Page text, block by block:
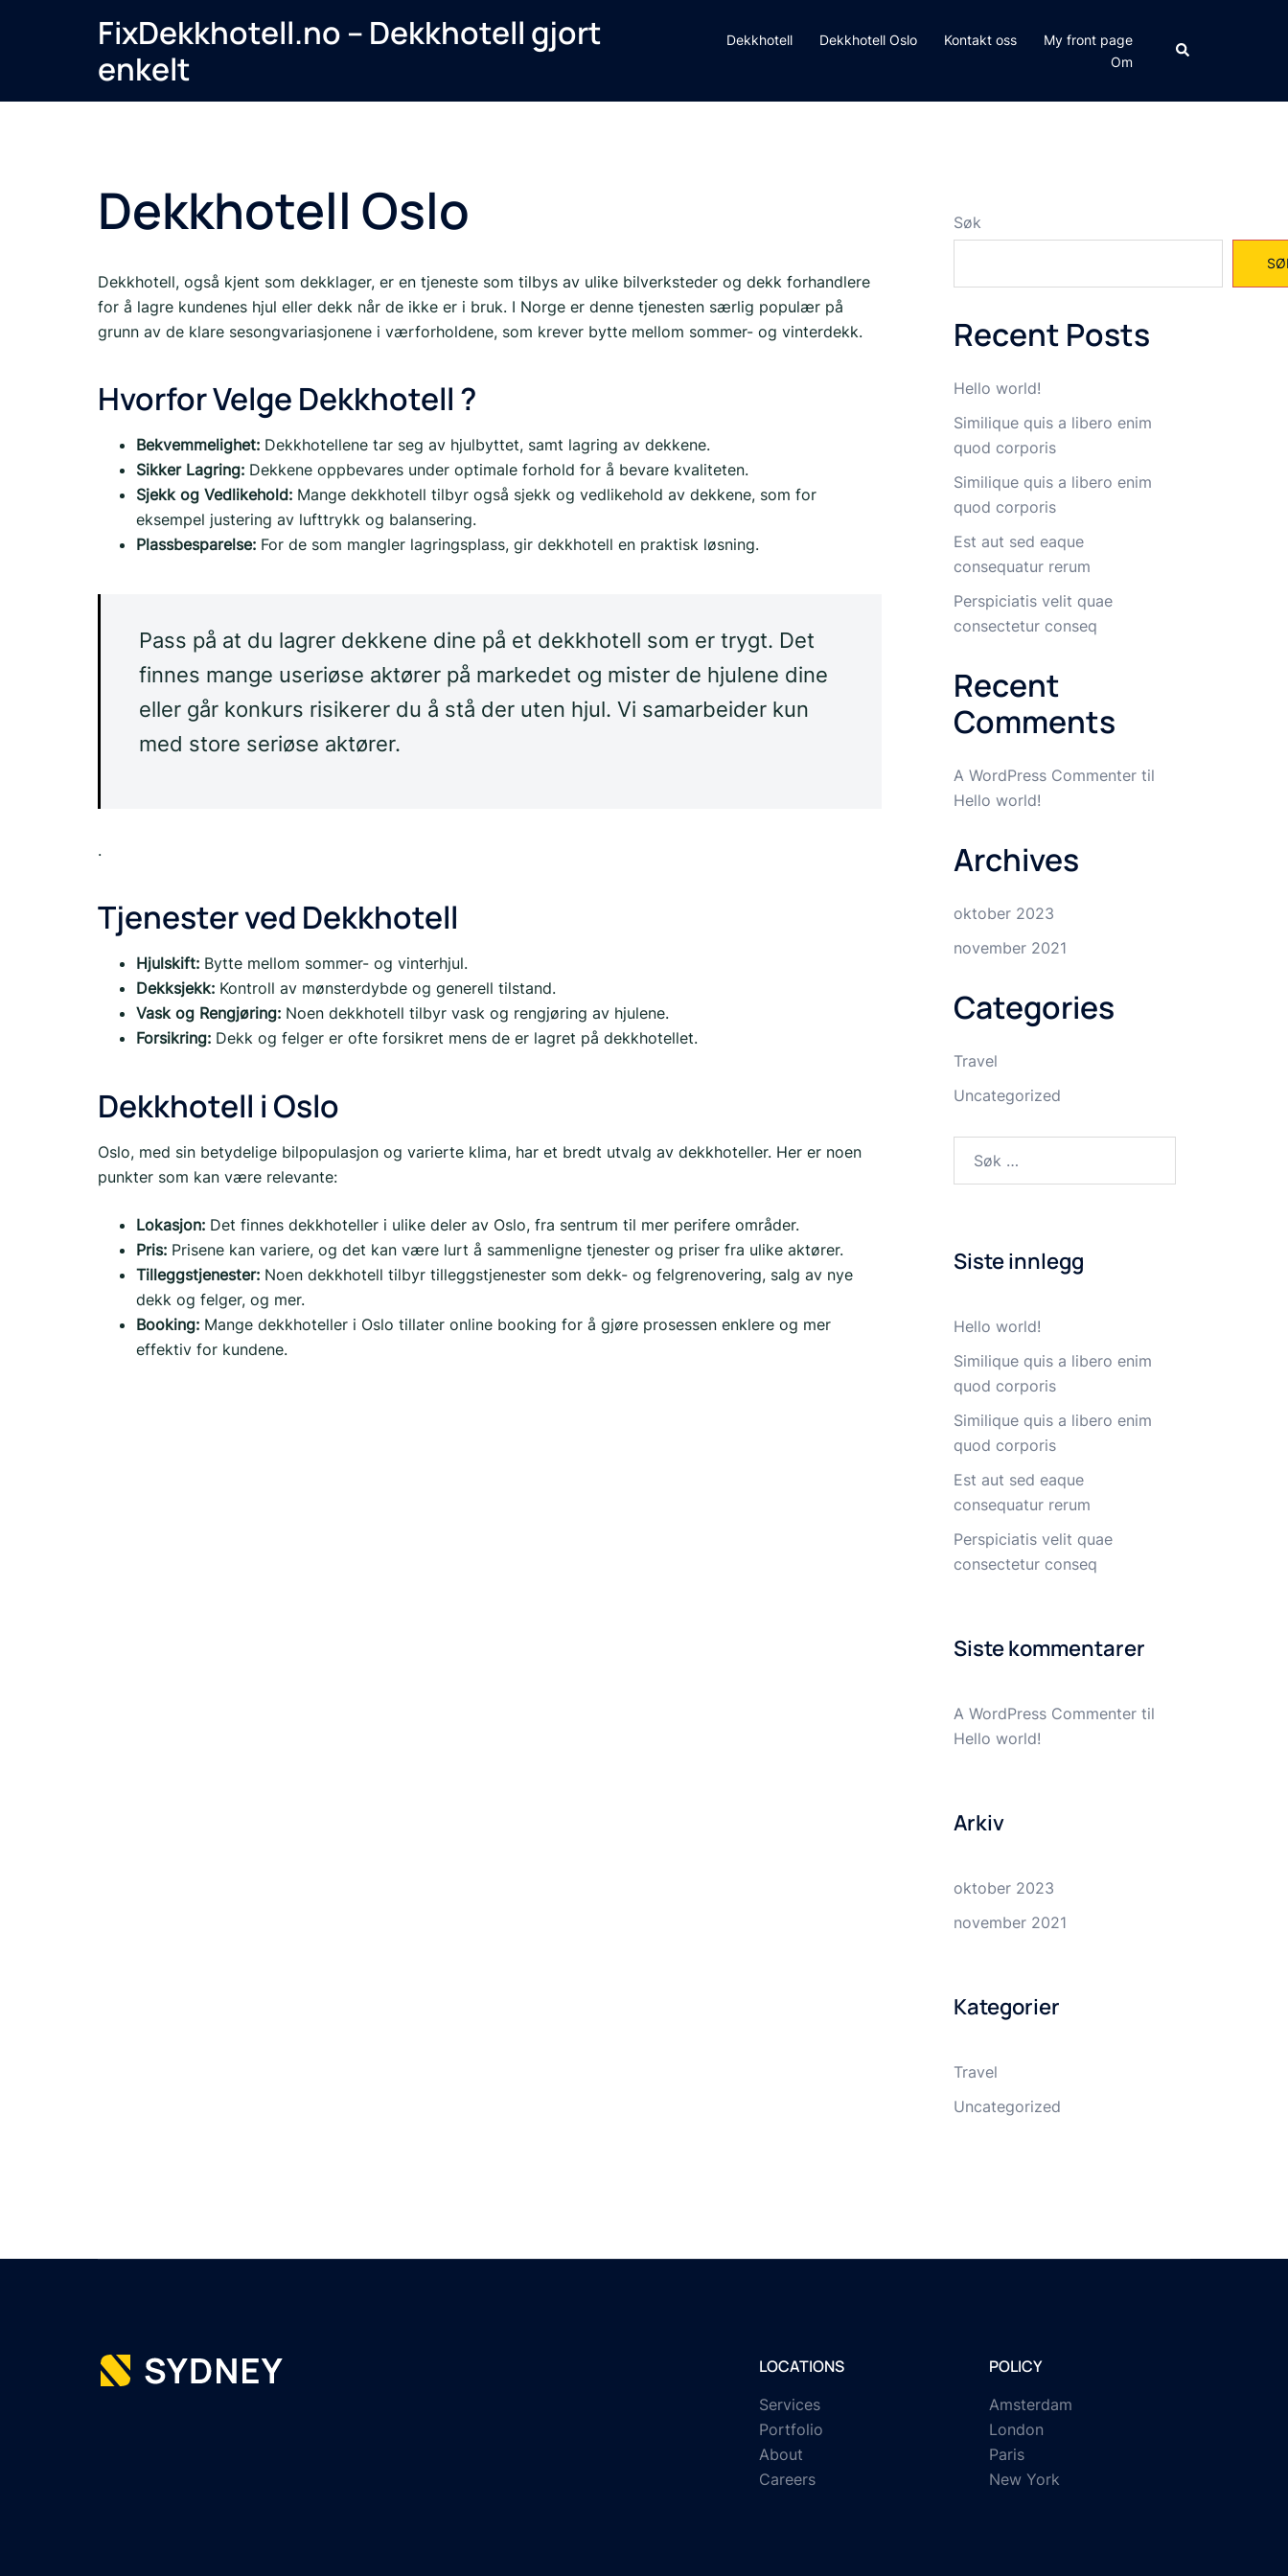
FixDekkhotell.no – Dekkhotell gjort
enkelt
Dekkhotell Dekkhotell Oslo Kontakt oss
My front page
Om
Search
Dekkhotell Oslo
Dekkhotell, også kjent som dekklager, er en tjeneste som tilbys av ulike bilverksteder og dekk forhandlere
for å lagre kundenes hjul eller dekk når de ikke er i bruk. I Norge er denne tjenesten særlig populær på
grunn av de klare sesongvariasjonene i værforholdene, som krever bytte mellom sommer- og vinterdekk.
Hvorfor Velge Dekkhotell ?
Bekvemmelighet: Dekkhotellene tar seg av hjulbyttet, samt lagring av dekkene.
Sikker Lagring: Dekkene oppbevares under optimale forhold for å bevare kvaliteten.
Sjekk og Vedlikehold: Mange dekkhotell tilbyr også sjekk og vedlikehold av dekkene, som for
eksempel justering av lufttrykk og balansering.
Plassbesparelse: For de som mangler lagringsplass, gir dekkhotell en praktisk løsning.
Pass på at du lagrer dekkene dine på et dekkhotell som er trygt. Det
finnes mange useriøse aktører på markedet og mister de hjulene dine
eller går konkurs risikerer du å stå der uten hjul. Vi samarbeider kun
med store seriøse aktører.
.
Tjenester ved Dekkhotell
Hjulskift: Bytte mellom sommer- og vinterhjul.
Dekksjekk: Kontroll av mønsterdybde og generell tilstand.
Vask og Rengjøring: Noen dekkhotell tilbyr vask og rengjøring av hjulene.
Forsikring: Dekk og felger er ofte forsikret mens de er lagret på dekkhotellet.
Dekkhotell i Oslo
Oslo, med sin betydelige bilpopulasjon og varierte klima, har et bredt utvalg av dekkhoteller. Her er noen
punkter som kan være relevante:
Lokasjon: Det finnes dekkhoteller i ulike deler av Oslo, fra sentrum til mer perifere områder.
Pris: Prisene kan variere, og det kan være lurt å sammenligne tjenester og priser fra ulike aktører.
Tilleggstjenester: Noen dekkhotell tilbyr tilleggstjenester som dekk- og felgrenovering, salg av nye
dekk og felger, og mer.
Booking: Mange dekkhoteller i Oslo tillater online booking for å gjøre prosessen enklere og mer
effektiv for kundene.
Søk
Recent Posts
Hello world!
Similique quis a libero enim
quod corporis
Similique quis a libero enim
quod corporis
Est aut sed eaque
consequatur rerum
Perspiciatis velit quae
consectetur conseq
Recent
Comments
A WordPress Commentertil
Hello world!
Archives
oktober 2023
november 2021
Categories
Travel
Uncategorized
Siste innlegg
Hello world!
Similique quis a libero enim
quod corporis
Similique quis a libero enim
quod corporis
Est aut sed eaque
consequatur rerum
Perspiciatis velit quae
consectetur conseq
Siste kommentarer
A WordPress Commentertil
Hello world!
Arkiv
oktober 2023
november 2021
Kategorier
Travel
Uncategorized
LOCATIONS
Services
Portfolio
About
Careers
POLICY
Amsterdam
London
Paris
New York